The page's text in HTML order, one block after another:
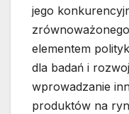
jego
elementem
dla badań i
wprowadzanie
produktów na